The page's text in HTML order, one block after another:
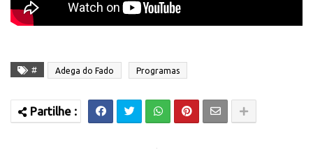
# Adega do Fado Programas